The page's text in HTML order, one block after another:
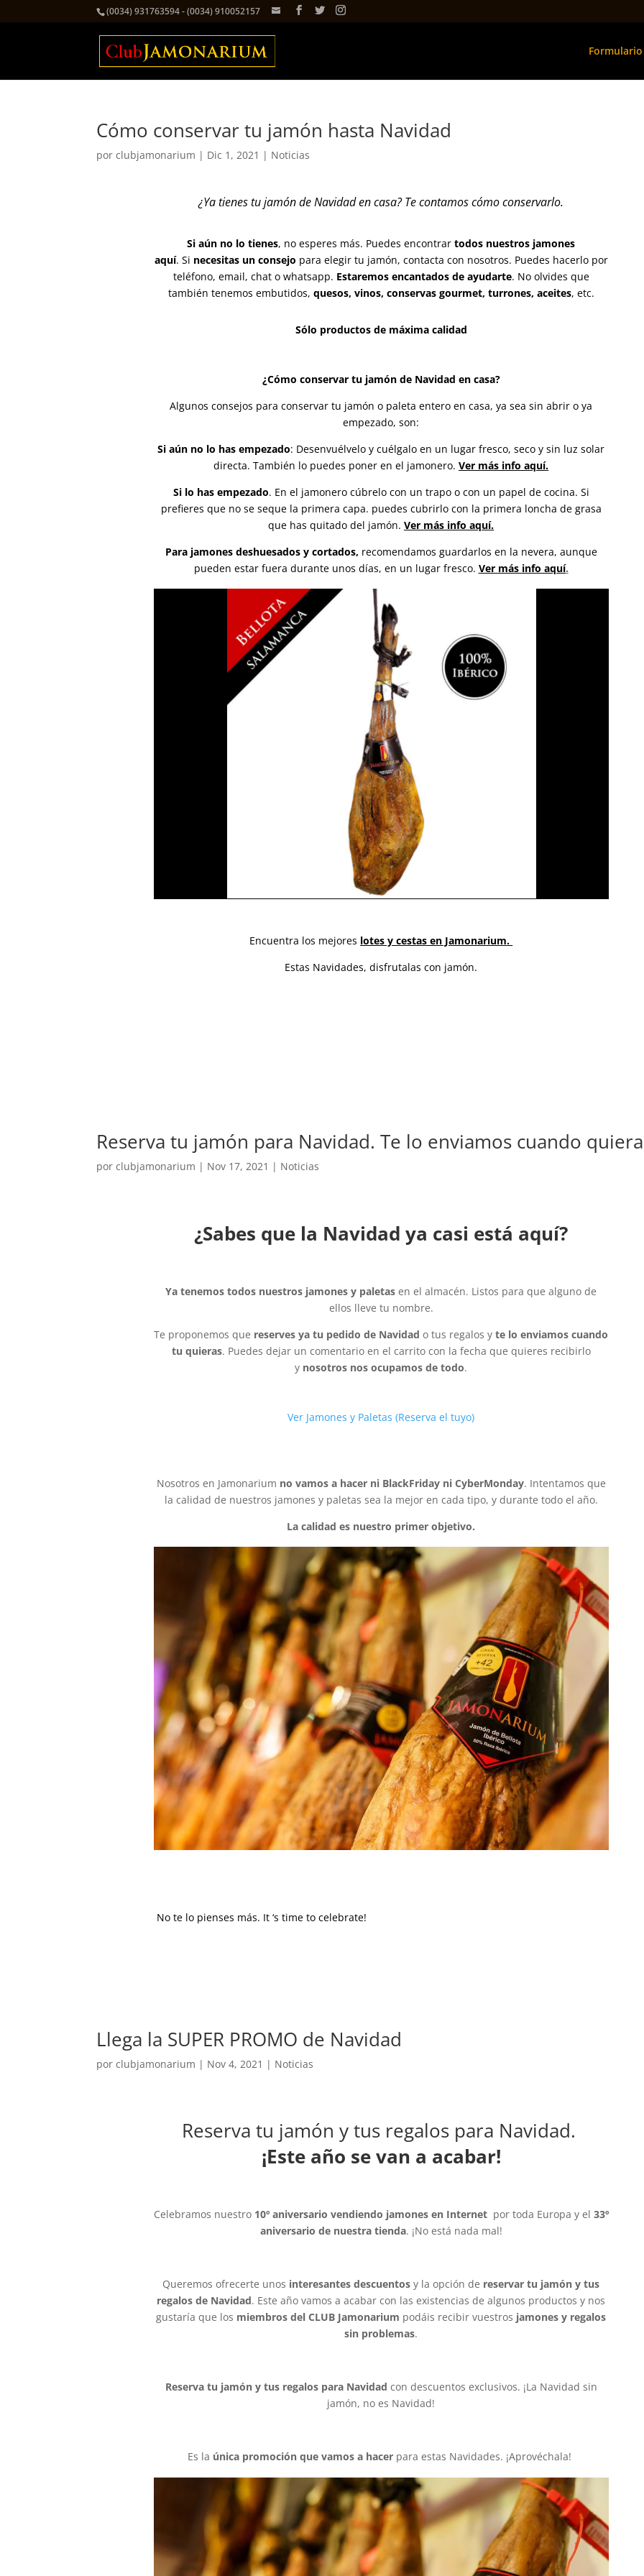
(0034) 931763594 - (0034) 910052157
Cómo conservar tu jamón hasta Navidad
porclubjamonarium | Dic 1, 2021 | Noticias
¿Ya tienes tu jamón de Navidad en casa? Te contamos cómo conservarlo.
Si aún no lo tienes, no esperes más. Puedes encontrartodos nuestros jamones
aquí. Si necesitas un consejo para elegir tu jamón, contacta con nosotros. Puedes hacerlo por
teléfono, email, chat o whatsapp. Estaremos encantados de ayudarte. No olvides que
también tenemos embutidos, quesos, vinos, conservas gourmet, turrones, aceites, etc.
Sólo productos de máxima calidad
¿Cómo conservar tu jamón de Navidad en casa?
Algunos consejos para conservar tu jamón o paleta entero en casa, ya sea sin abrir o ya
empezado, son:
Si aún no lo has empezado: Desenvuélvelo y cuélgalo en un lugar fresco, seco y sin luz solar
directa. También lo puedes poner en el jamonero.Ver más info aquí.
Si lo has empezado. En el jamonero cúbrelo con un trapo o con un papel de cocina. Si
prefieres que no se seque la primera capa. puedes cubrirlo con la primera loncha de grasa
que has quitado del jamón.Ver más info aquí.
Para jamones deshuesados y cortados, recomendamos guardarlos en la nevera, aunque
pueden estar fuera durante unos días, en un lugar fresco. Ver más info aquí.
Encuentra los mejores lotes y cestas en Jamonarium.
Estas Navidades, disfrutalas con jamón.
Reserva tu jamón para Navidad. Te lo enviamos cuando
porclubjamonarium | Nov 17, 2021 | Noticias
¿Sabes que la Navidad ya casi está aquí?
Ya tenemos todos nuestros jamones y paletas en el almacén. Listos para que alguno de
ellos lleve tu nombre.
Te proponemos que reserves ya tu pedido de Navidad o tus regalos y te lo enviamos cuando
tu quieras. Puedes dejar un comentario en el carrito con la fecha que quieres recibirlo
y nosotros nos ocupamos de todo.
Ver Jamones y Paletas (Reserva el tuyo)
Nosotros en Jamonarium no vamos a hacer ni BlackFriday ni CyberMonday. Intentamos que
la calidad de nuestros jamones y paletas sea la mejor en cada tipo, y durante todo el año.
La calidad es nuestro primer objetivo.
No te lo pienses más. It ‘s time to celebrate!
Llega la SUPER PROMO de Navidad
porclubjamonarium | Nov 4, 2021 | Noticias
Reserva tu jamón y tus regalos para Navidad.
¡Este año se van a acabar!
Celebramos nuestro 10º aniversario vendiendo jamones en Internetpor toda Europa y el 33º
aniversario de nuestra tienda. ¡No está nada mal!
Queremos ofrecerte unos interesantes descuentos y la opción de reservar tu jamón y tus
regalos de Navidad. Este año vamos a acabar con las existencias de algunos productos y nos
gustaría que los miembros del CLUB Jamonarium podáis recibir vuestros jamones y regalos
sin problemas.
Reserva tu jamón y tus regalos para Navidad con descuentos exclusivos. ¡La Navidad sin
jamón, no es Navidad!
Es la única promoción que vamos a hacer para estas Navidades. ¡Aprovéchala!